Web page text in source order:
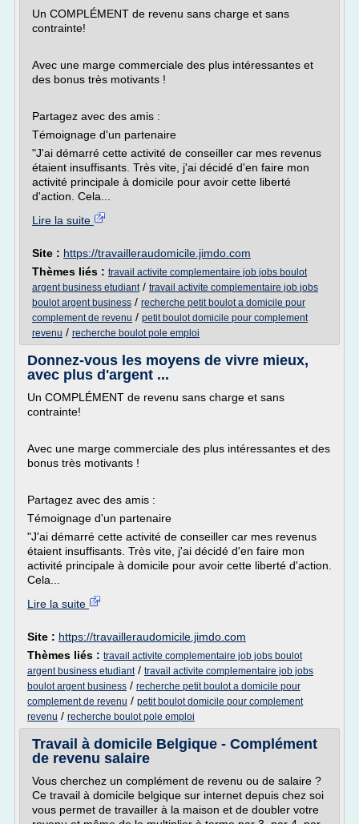
Un COMPLÉMENT de revenu sans charge et sans
contrainte!
Avec une marge commerciale des plus intéressantes et
des bonus très motivants !
Partagez avec des amis :
Témoignage d'un partenaire
"J'ai démarré cette activité de conseiller car mes revenus
étaient insuffisants. Très vite, j'ai décidé d'en faire mon
activité principale à domicile pour avoir cette liberté
d'action. Cela...
Lire la suite
Site : https://travailleraudomicile.jimdo.com
Thèmes liés : travail activite complementaire job jobs boulot
argent business etudiant/ travail activite complementaire job jobs
boulot argent business / recherche petit boulot a domicile pour
complement de revenu / petit boulot domicile pour complement
revenu / recherche boulot pole emploi
Donnez-vous les moyens de vivre mieux,
avec plus d'argent ...
Un COMPLÉMENT de revenu sans charge et sans
contrainte!
Avec une marge commerciale des plus intéressantes et des
bonus très motivants !
Partagez avec des amis :
Témoignage d'un partenaire
"J'ai démarré cette activité de conseiller car mes revenus
étaient insuffisants. Très vite, j'ai décidé d'en faire mon
activité principale à domicile pour avoir cette liberté d'action.
Cela...
Lire la suite
Site : https://travailleraudomicile.jimdo.com
Thèmes liés : travail activite complementaire job jobs boulot
argent business etudiant/ travail activite complementaire job jobs
boulot argent business / recherche petit boulot a domicile pour
complement de revenu / petit boulot domicile pour complement
revenu / recherche boulot pole emploi
Travail à domicile Belgique - Complément
de revenu salaire
Vous cherchez un complément de revenu ou de salaire ?
Ce travail à domicile belgique sur internet depuis chez soi
vous permet de travailler à la maison et de doubler votre